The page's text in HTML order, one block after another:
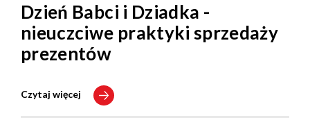
Dzień Babci i Dziadka -
nieuczciwe praktyki sprzedaży
prezentów
Czytaj więcej